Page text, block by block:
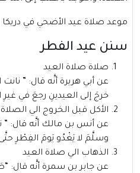
موعد صلاة عيد الأضحي في دريكا |
سنن عيد الفطر
صلاة صلاة العيد
عن أبي هريرة أنَّه قال: ”
خرجَ إلى العيدينِ رجعَ في
الأكل قبل الخروج الي الصلاة
عن أنس بن مالك أنَّه قال: ”
وسلَّمَ لا يَغْدُو يَومَ الفِطْرِ
الذهاب الي صلاة العيد
عن جابر بن سمرة أنَّه قال: